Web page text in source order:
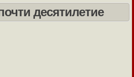
десятилетие